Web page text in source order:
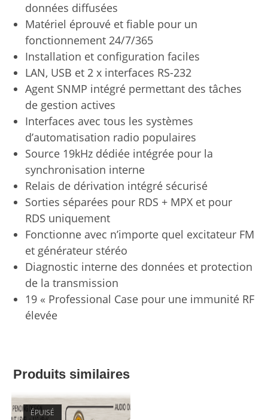
données diffusées
Matériel éprouvé et fiable pour un
fonctionnement 24/7/365
Installation et configuration faciles
LAN, USB et 2 x interfaces RS-232
Agent SNMP intégré permettant des tâches
de gestion actives
Interfaces avec tous les systèmes
d’automatisation radio populaires
Source 19kHz dédiée intégrée pour la
synchronisation interne
Relais de dérivation intégré sécurisé
Sorties séparées pour RDS + MPX et pour
RDS uniquement
Fonctionne avec n’importe quel excitateur FM
et générateur stéréo
Diagnostic interne des données et protection
de la transmission
19 « Professional Case pour une immunité RF
élevée
Produits similaires
ÉPUISÉ